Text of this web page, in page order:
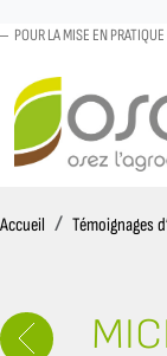
POUR LA MISE EN
Accueil AccueilTémoignages